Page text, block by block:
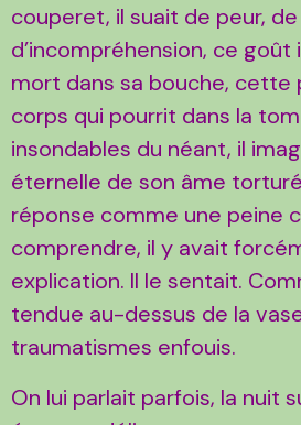
couperet, il suait de peur,
d’incompréhension, ce
mort dans sa bouche, cette
corps qui pourrit dans la
insondables du néant, il
éternelle de son âme
réponse comme une peine
comprendre, il y avait
explication. Il le sentait.
tendue au-dessus de la
traumatismes enfouis.
On lui parlait parfois, la nuit